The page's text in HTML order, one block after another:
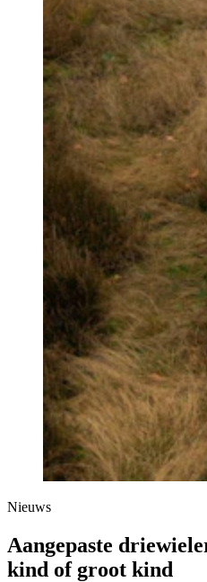
Nieuws
Aangepaste
kind of groot kind